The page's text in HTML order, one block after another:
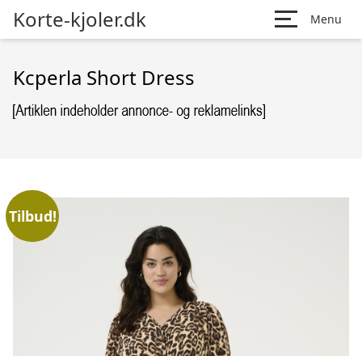
Korte-kjoler.dk Menu
Kcperla Short Dress
Tilbud!